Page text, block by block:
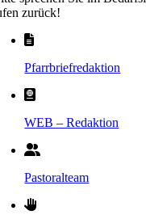
zurück!
Pfarrbriefredaktion
WEB – Redaktion
Pastoralteam